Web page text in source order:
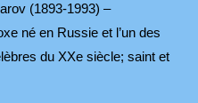
(1893-1993) –
né en Russie et l’un des
du XXe siècle; saint et